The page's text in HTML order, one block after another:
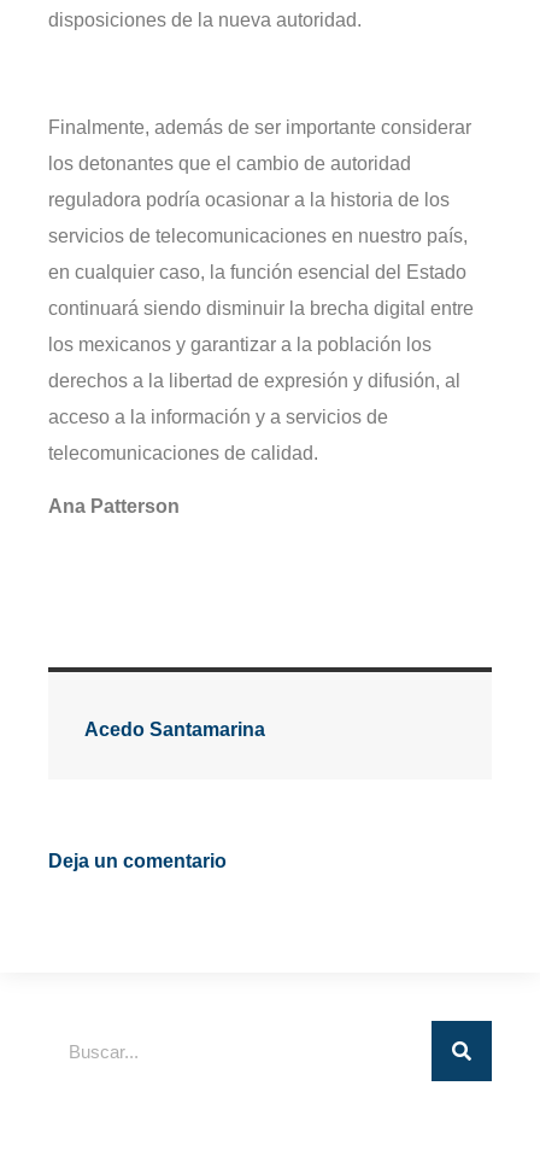
disposiciones de la nueva autoridad.
Finalmente, además de ser importante considerar
los detonantes que el cambio de autoridad
reguladora podría ocasionar a la historia de los
servicios de telecomunicaciones en nuestro país,
en cualquier caso, la función esencial del Estado
continuará siendo disminuir la brecha digital entre
los mexicanos y garantizar a la población los
derechos a la libertad de expresión y difusión, al
acceso a la información y a servicios de
telecomunicaciones de calidad.
Ana Patterson
Acedo Santamarina
Deja un comentario